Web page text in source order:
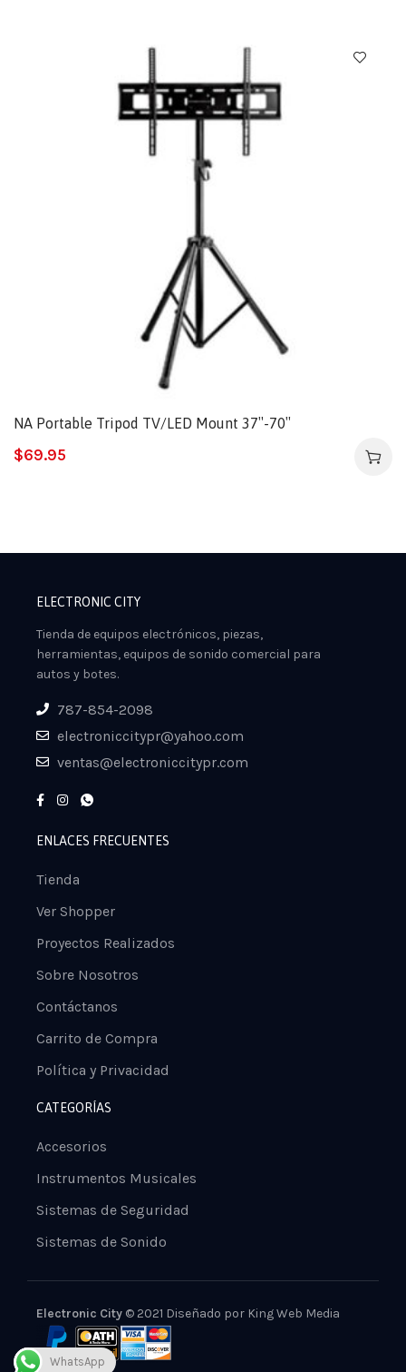
NA Portable Tripod TV/LED Mount 37″-70″
$69.95
ELECTRONIC CITY
Tienda de equipos electrónicos, piezas,
herramientas, equipos de sonido comercial para
autos y botes.
787-854-2098
electroniccitypr@yahoo.com
ventas@electroniccitypr.com
ENLACES FRECUENTES
Tienda
Ver Shopper
Proyectos Realizados
Sobre Nosotros
Contáctanos
Carrito de Compra
Política y Privacidad
CATEGORÍAS
Accesorios
Instrumentos Musicales
Sistemas de Seguridad
Sistemas de Sonido
Electronic City © 2021 Diseñado por King Web Media
WhatsApp